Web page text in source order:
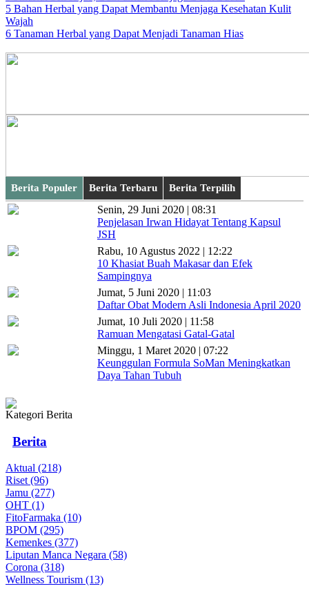
5 Bahan Herbal yang Dapat Membantu Menjaga Kesehatan Kulit
Wajah
6 Tanaman Herbal yang Dapat Menjadi Tanaman Hias
Berita Populer Berita Terbaru Berita Terpilih
Senin, 29 Juni 2020 | 08:31
Penjelasan Irwan Hidayat Tentang Kapsul
JSH
Rabu, 10 Agustus 2022 | 12:22
10 Khasiat Buah Makasar dan Efek
Sampingnya
Jumat, 5 Juni 2020 | 11:03
Daftar Obat Modern Asli Indonesia April 2020
Jumat, 10 Juli 2020 | 11:58
Ramuan Mengatasi Gatal-Gatal
Minggu, 1 Maret 2020 | 07:22
Keunggulan Formula SoMan Meningkatkan
Daya Tahan Tubuh
Kategori Berita
Berita
Aktual (218)
Riset (96)
Jamu (277)
OHT (1)
FitoFarmaka (10)
BPOM (295)
Kemenkes (377)
Liputan Manca Negara (58)
Corona (318)
Wellness Tourism (13)